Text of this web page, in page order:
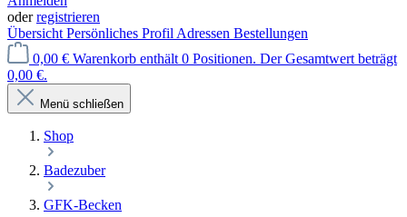
oderregistrieren
Übersicht Persönliches Profil Adressen Bestellungen
0,00 € Warenkorb enthält 0 Positionen. Der Gesamtwert beträgt
0,00 €.
Menü schließen
Shop
Badezuber
GFK-Becken